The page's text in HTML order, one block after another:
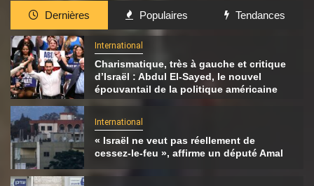
Dernières Populaires Tendances
International
Charismatique, très à gauche et critique
d’Israël : Abdul El-Sayed, le nouvel
épouvantail de la politique américaine
International
« Israël ne veut pas réellement de
cessez-le-feu », affirme un député Amal